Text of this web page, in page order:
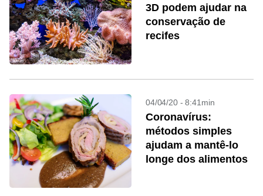
3D podem ajudar na
conservação de
recifes
04/04/20 - 8:41min
Coronavírus:
métodos simples
ajudam a mantê-lo
longe dos alimentos